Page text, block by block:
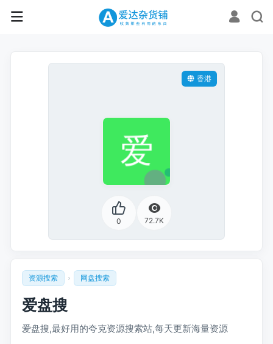
香港
0 72.7K
资源搜索 网盘搜索
爱盘搜
爱盘搜,最好用的夸克资源搜索站,每天更新海量资源